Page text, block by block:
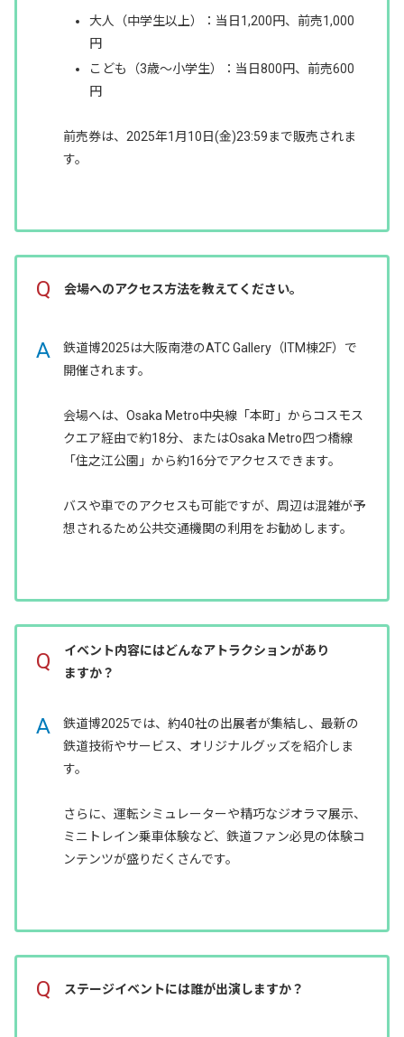
大人（中学生以上）：当日1,200円、前売1,000
円
こども（3歳～小学生）：当日800円、前売600
円
前売券は、2025年1月10日(金)23:59まで販売されま
す。
Q 会場へのアクセス方法を教えてください。
A
鉄道博2025は大阪南港のATC Gallery（ITM棟2F）で
開催されます。
会場へは、Osaka Metro中央線「本町」からコスモス
クエア経由で約18分、またはOsaka Metro四つ橋線
「住之江公園」から約16分でアクセスできます。
バスや車でのアクセスも可能ですが、周辺は混雑が予
想されるため公共交通機関の利用をお勧めします。
Q
イベント内容にはどんなアトラクションがあり
ますか？
A
鉄道博2025では、約40社の出展者が集結し、最新の
鉄道技術やサービス、オリジナルグッズを紹介しま
す。
さらに、運転シミュレーターや精巧なジオラマ展示、
ミニトレイン乗車体験など、鉄道ファン必見の体験コ
ンテンツが盛りだくさんです。
Q ステージイベントには誰が出演しますか？